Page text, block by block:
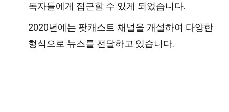
독자들에게 접근할 수 있게 되었습니다.
2020년에는 팟캐스트 채널을 개설하여 다양한
형식으로 뉴스를 전달하고 있습니다.